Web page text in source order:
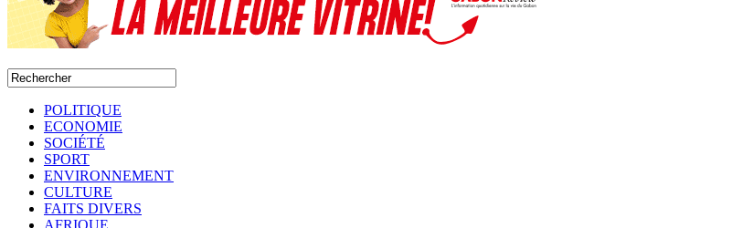
POLITIQUE
ECONOMIE
SOCIÉTÉ
SPORT
ENVIRONNEMENT
CULTURE
FAITS DIVERS
AFRIQUE